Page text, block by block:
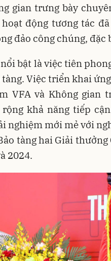
gian trưng bày
động tương tác
đảo công chúng, đặc
bật là việc tiên
Việc triển khai
VFA và Không gian
khả năng tiếp
nghiệm mới mẻ với
tàng hai Giải
2024.